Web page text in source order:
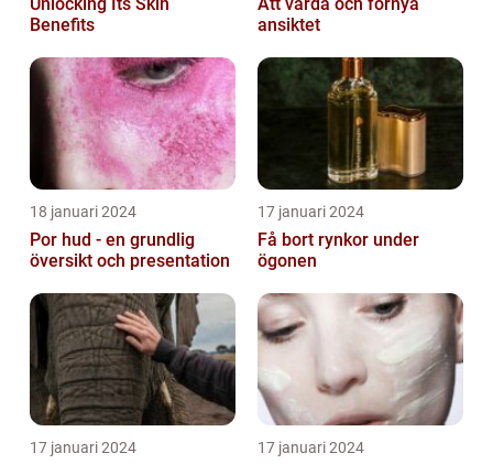
Benefits
ansiktet
18 januari 2024
Por hud - en grundlig
översikt och presentation
17 januari 2024
Få bort rynkor under
ögonen
17 januari 2024 17 januari 2024